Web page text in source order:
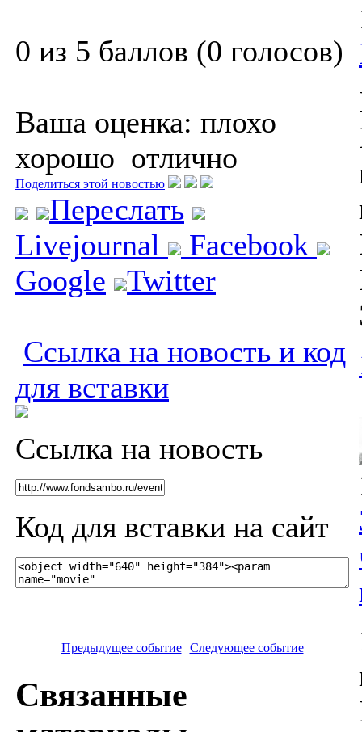
0 из 5 баллов (0 голосов)
Ваша оценка: плохо
хорошо отлично
Поделиться этой новостью
Переслать
Livejournal
Facebook
Google
Twitter
Ссылка на новость и код
для вставки
Ссылка на новость
Код для вставки на сайт
Предыдущее событие Следующее событие
Связанные